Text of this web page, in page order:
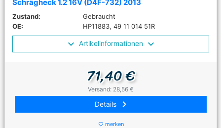
Schrägheck 1.2 16V (D4F-732) 2013
Zustand:
Gebraucht
OE:
HP11883, 49 11 014 51R
Artikelinformationen
71,40 €
Versand: 28,56 €
Details keyboard_arrow_right
favorite_border merken